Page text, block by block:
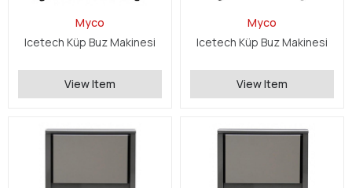
Myco
Icetech Küp Buz Makinesi
View Item
Myco
Icetech Küp Buz Makinesi
View Item